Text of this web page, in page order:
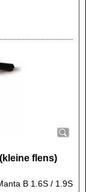
flens)
B 1.6S / 1.9S